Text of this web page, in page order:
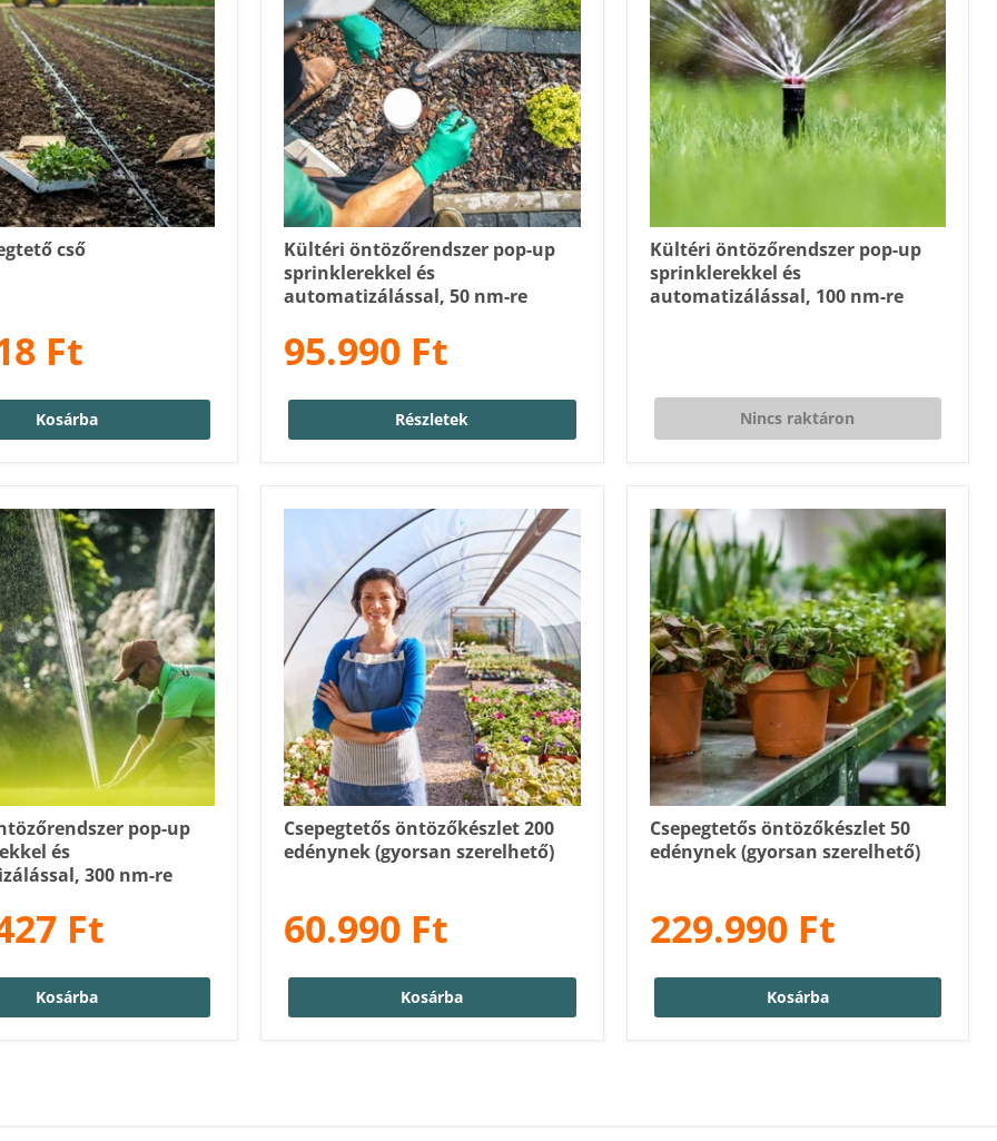
cső
Ft
Kosárba
Kültéri öntözőrendszer pop-up
sprinklerekkel és
automatizálással, 50 nm-re
95.990 Ft
Részletek
Kültéri öntözőrendszer pop-up
sprinklerekkel és
automatizálással, 100 nm-re
Nincs raktáron
pop-up
és
300 nm-re
Ft
Kosárba
Csepegtetős öntözőkészlet 200
edénynek (gyorsan szerelhető)
60.990 Ft
Kosárba
Csepegtetős öntözőkészlet 50
edénynek (gyorsan szerelhető)
229.990 Ft
Kosárba